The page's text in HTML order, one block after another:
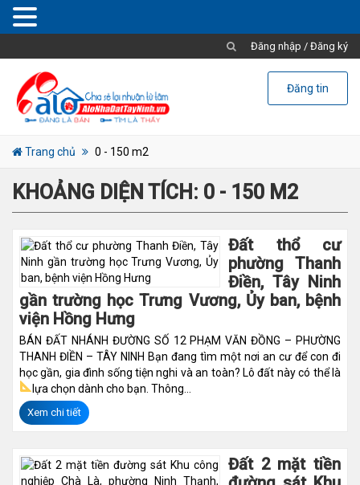
Đăng nhập / Đăng ký
Đăng tin
Trang chủ 0 - 150 m2
KHOẢNG DIỆN TÍCH: 0 - 150 M2
Đất thổ cư
phường Thanh
Điền, Tây Ninh
gần trường học Trưng Vương, Ủy ban, bệnh
viện Hồng Hưng
BÁN ĐẤT NHÁNH ĐƯỜNG SỐ 12 PHẠM VĂN ĐỒNG – PHƯỜNG
THANH ĐIỀN – TÂY NINH Bạn đang tìm một nơi an cư để con đi
học gần, gia đình sống tiện nghi và an toàn? Lô đất này có thể là
lựa chọn dành cho bạn. Thông...
Xem chi tiết
Đất 2 mặt tiền